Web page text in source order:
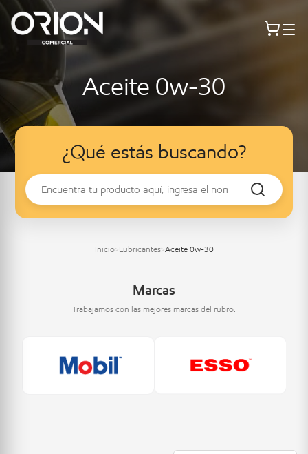
Aceite 0w-30
¿Qué estás buscando?
Inicio>Lubricantes>Aceite 0w-30
Marcas
Trabajamos con las mejores marcas del rubro.